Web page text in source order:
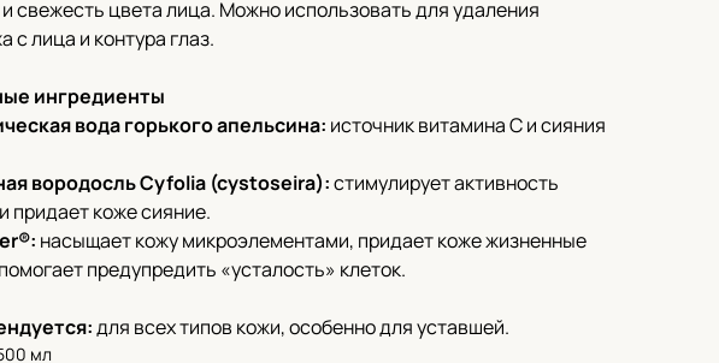
свежесть цвета лица. Можно использовать для удаления
с лица и контура глаз.
ингредиенты
вода горького апельсина: источник витамина С и сияния
вородосль Cyfolia (cystoseira):стимулирует активность
придает коже сияние.
насыщает кожу микроэлементами, придает коже жизненные
предупредить «усталость» клеток.
для всех типов кожи, особенно для уставшей.
мл